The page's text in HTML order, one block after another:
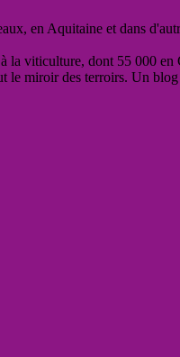
en Aquitaine et dans
la viticulture, dont 55 000
miroir des terroirs. Un